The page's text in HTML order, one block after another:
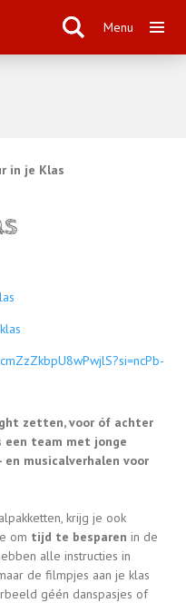
Menu
in je Klas
zetten, voor óf achter
een team met jonge
musicalverhalen voor
krijg je ook
om tijd te besparen in de
alle instructies in
de filmpjes aan je klas
géén danspasjes of